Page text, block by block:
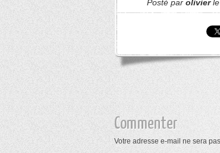
Posté par olivierle
Commenter
Votre adresse e-mail ne sera